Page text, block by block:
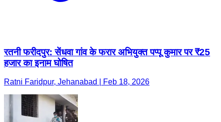
रतनी फरीदपुर: सेंधवा गांव के फरार अभियुक्त पप्पू कुमार पर ₹25
हजार का इनाम घोषित
Ratni Faridpur, Jehanabad | Feb 18, 2026